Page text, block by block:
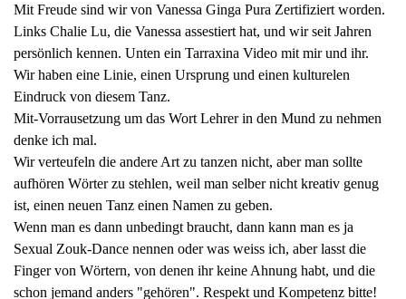
Mit Freude sind wir von Vanessa Ginga Pura Zertifiziert worden.
Links Chalie Lu, die Vanessa assestiert hat, und wir seit Jahren
persönlich kennen. Unten ein Tarraxina Video mit mir und ihr.
Wir haben eine Linie, einen Ursprung und einen kulturelen
Eindruck von diesem Tanz.
Mit-Vorrausetzung um das Wort Lehrer in den Mund zu nehmen
denke ich mal.
Wir verteufeln die andere Art zu tanzen nicht, aber man sollte
aufhören Wörter zu stehlen, weil man selber nicht kreativ genug
ist, einen neuen Tanz einen Namen zu geben.
Wenn man es dann unbedingt braucht, dann kann man es ja
Sexual Zouk-Dance nennen oder was weiss ich, aber lasst die
Finger von Wörtern, von denen ihr keine Ahnung habt, und die
schon jemand anders "gehören". Respekt und Kompetenz bitte!